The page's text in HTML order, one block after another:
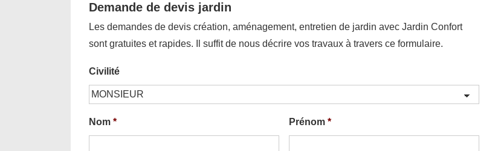
Demande de devis jardin
Les demandes de devis création, aménagement, entretien de jardin avec Jardin Confort
sont gratuites et rapides. Il suffit de nous décrire vos travaux à travers ce formulaire.
Civilité
Nom * Prénom *